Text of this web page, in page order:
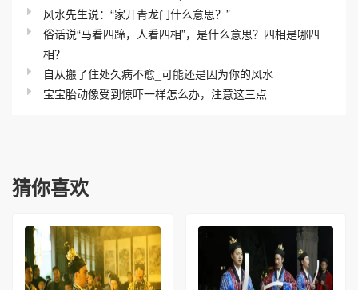
风水先生说：“家开青龙门什么意思？”
俗话说“马看四蹄，人看四相”，是什么意思？四相是哪四
相？
自从搬了住处久病不愈_可能还是因为你的风水
宝宝胎动像受到惊吓一样怎么办，注意这三点
猜你喜欢